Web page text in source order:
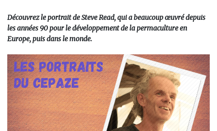
Découvrez le portrait de Steve Read, qui a beaucoup œuvré depuis
les années 90 pour le développement de la permaculture en
Europe, puis dans le monde.